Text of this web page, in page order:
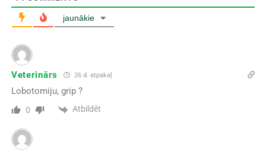
jaunākie
Veterinārs 26 d. atpakaļ
Lobotomiju, grip ?
0 Atbildēt